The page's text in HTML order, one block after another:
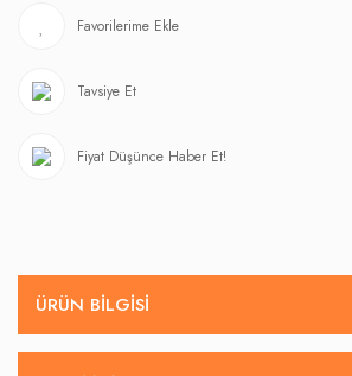
Tavsiye Et
Fiyat Düşünce Haber Et!
ÜRÜN BILGISI